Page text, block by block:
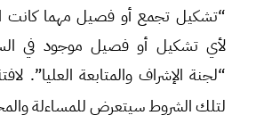
“تشكيل تجمع أو فصيل مهما كانت
لأي تشكيل أو فصيل موجود في
“لجنة الإشراف والمتابعة العليا”.
لتلك الشروط سيتعرض للمساءلة